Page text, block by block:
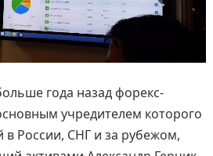
года назад форекс-
учредителем которого
в России, СНГ и за рубежом,